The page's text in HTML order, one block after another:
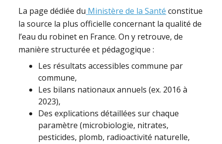
La page dédiée du Ministère de la Santé constitue
la source la plus officielle concernant la qualité de
l’eau du robinet en France. On y retrouve, de
manière structurée et pédagogique :
Les résultats accessibles commune par
commune,
Les bilans nationaux annuels (ex. 2016 à
2023),
Des explications détaillées sur chaque
paramètre (microbiologie, nitrates,
pesticides, plomb, radioactivité naturelle,